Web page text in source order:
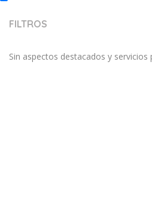
FILTROS
Sin aspectos destacados y servicios